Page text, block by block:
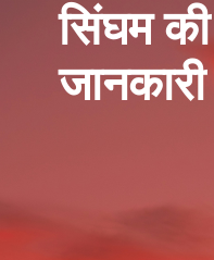
सिंघम की
जानकारी